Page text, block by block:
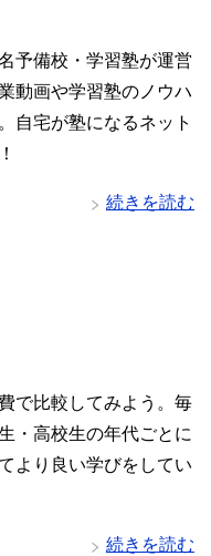
予備校・学習塾が運営
動画や学習塾のノウハ
自宅が塾になるネット
続きを読む
で比較してみよう。毎
・高校生の年代ごとに
より良い学びをしてい
続きを読む